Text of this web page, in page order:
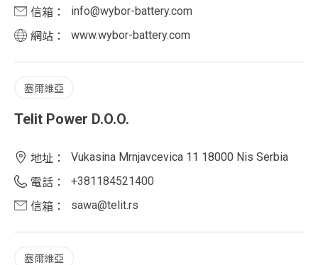
信箱：
info@wybor-battery.com
網站：
www.wybor-battery.com
塞爾維亞
Telit Power D.O.O.
地址：
Vukasina Mrnjavcevica 11 18000 Nis Serbia
電話：
+381184521400
信箱：
sawa@telit.rs
塞爾維亞